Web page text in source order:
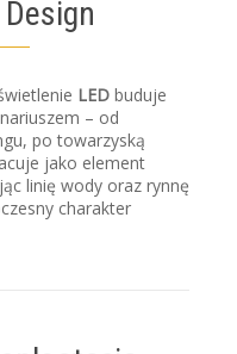
LED buduje
– od
po towarzyską
jako element
linię wody oraz rynnę
charakter